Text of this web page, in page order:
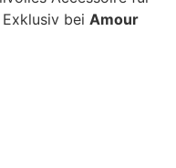
Exklusiv bei Amour